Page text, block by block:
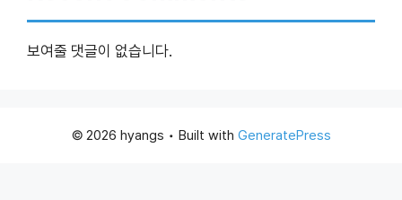
보여줄 댓글이 없습니다.
© 2026 hyangs • Built with GeneratePress